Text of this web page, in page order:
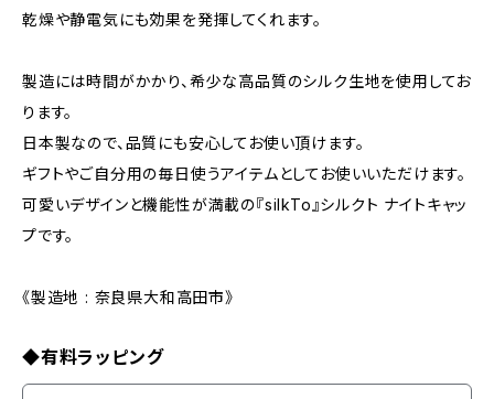
乾燥や静電気にも効果を発揮してくれます。
製造には時間がかかり、希少な高品質のシルク生地を使用してお
ります。
日本製なので、品質にも安心してお使い頂けます。
ギフトやご自分用の毎日使うアイテムとしてお使いいただけます。
可愛いデザインと機能性が満載の『silkTo』シルクト ナイトキャッ
プです。
《製造地 : 奈良県大和高田市》
◆有料ラッピング